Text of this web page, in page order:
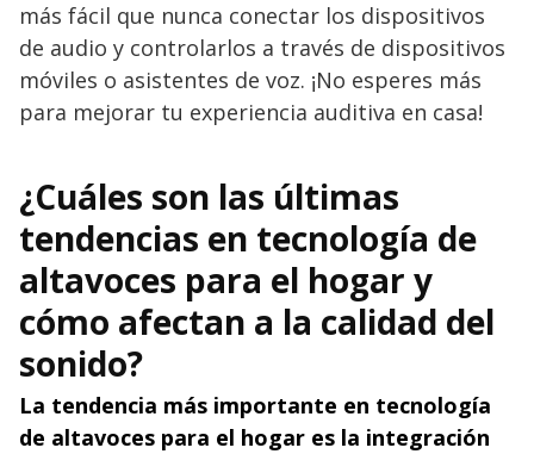
más fácil que nunca conectar los dispositivos
de audio y controlarlos a través de dispositivos
móviles o asistentes de voz. ¡No esperes más
para mejorar tu experiencia auditiva en casa!
¿Cuáles son las últimas
tendencias en tecnología de
altavoces para el hogar y
cómo afectan a la calidad del
sonido?
La tendencia más importante en tecnología
de altavoces para el hogar es la integración